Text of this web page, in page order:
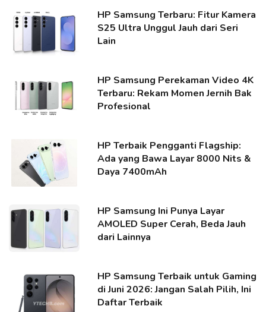
HP Samsung Terbaru: Fitur Kamera
S25 Ultra Unggul Jauh dari Seri
Lain
HP Samsung Perekaman Video 4K
Terbaru: Rekam Momen Jernih Bak
Profesional
HP Terbaik Pengganti Flagship:
Ada yang Bawa Layar 8000 Nits &
Daya 7400mAh
HP Samsung Ini Punya Layar
AMOLED Super Cerah, Beda Jauh
dari Lainnya
HP Samsung Terbaik untuk Gaming
di Juni 2026: Jangan Salah Pilih, Ini
Daftar Terbaik